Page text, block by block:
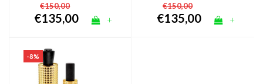
€150,00
€135,00 +
€150,00
€135,00 +
-8%